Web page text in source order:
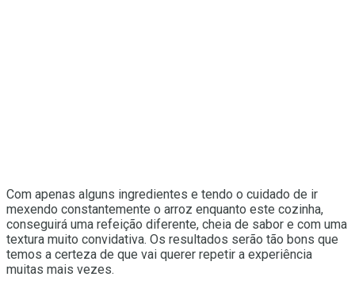
Com apenas alguns ingredientes e tendo o cuidado de ir
mexendo constantemente o arroz enquanto este cozinha,
conseguirá uma refeição diferente, cheia de sabor e com uma
textura muito convidativa. Os resultados serão tão bons que
temos a certeza de que vai querer repetir a experiência
muitas mais vezes.